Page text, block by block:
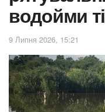
водойми
9 Липня 2026, 15:21